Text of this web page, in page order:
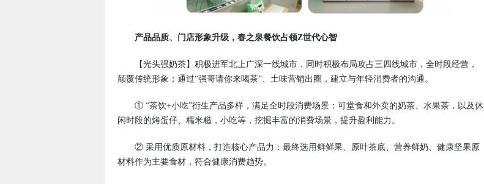
产品品质、门店形象升级，春之泉餐饮占领Z世代心智
【光头强奶茶】积极进军北上广深一线城市，同时积极布局攻占三四线城市，全时段经营，
颠覆传统形象；通过“强哥请你来喝茶”、土味营销出圈，建立与年轻消费者的沟通。
① “茶饮+小吃”衍生产品多样，满足全时段消费场景：可堂食和外卖的奶茶、水果茶，以及休
闲时段的烤蛋仔、糯米糍，小吃等，挖掘丰富的消费场景，提升盈利能力。
② 采用优质原材料，打造核心产品力：最终选用鲜鲜果、原叶茶底、营养鲜奶、健康坚果原
材料作为主要食材，符合健康消费趋势。